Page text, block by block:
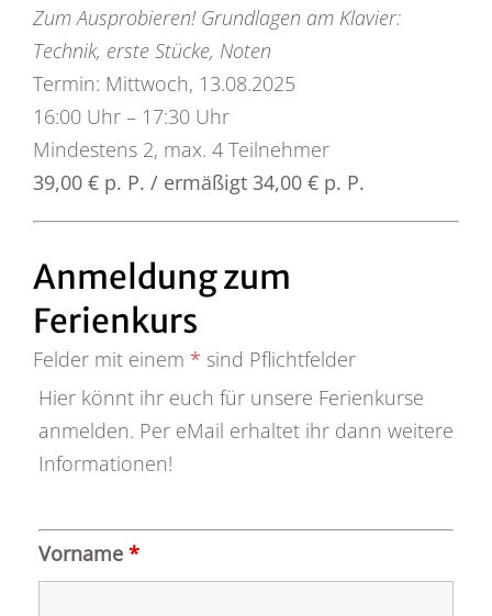
Zum Ausprobieren! Grundlagen am Klavier:
Technik, erste Stücke, Noten
Termin: Mittwoch, 13.08.2025
16:00 Uhr – 17:30 Uhr
Mindestens 2, max. 4 Teilnehmer
39,00 € p. P. / ermäßigt 34,00 € p. P.
Anmeldung zum
Ferienkurs
Felder mit einem * sind Pflichtfelder
Hier könnt ihr euch für unsere Ferienkurse
anmelden. Per eMail erhaltet ihr dann weitere
Informationen!
Vorname *